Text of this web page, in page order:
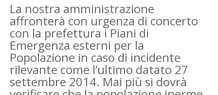
La nostra amministrazione
affronterà con urgenza di concerto
con la prefettura i Piani di
Emergenza esterni per la
Popolazione in caso di incidente
rilevante come l’ultimo datato 27
settembre 2014. Mai più si dovrà